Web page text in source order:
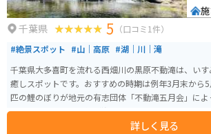
千葉県 5 （口コミ1件）
#絶景スポット #山｜高原 #湖｜川｜滝
千葉県大多喜町を流れる西畑川の黒原不動滝は、い
癒しスポットです。おすすめの時期は例年3月末から
匹の鯉のぼりが地元の有志団体「不動滝五月会」に
っぱいにカラフルな鯉が泳ぎます。
詳しく見る